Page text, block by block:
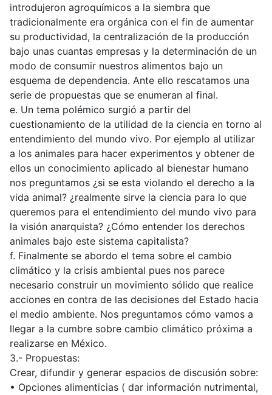
introdujeron agroquímicos a la siembra que
tradicionalmente era orgánica con el fin de aumentar
su productividad, la centralización de la producción
bajo unas cuantas empresas y la determinación de un
modo de consumir nuestros alimentos bajo un
esquema de dependencia. Ante ello rescatamos una
serie de propuestas que se enumeran al final.
e. Un tema polémico surgió a partir del
cuestionamiento de la utilidad de la ciencia en torno al
entendimiento del mundo vivo. Por ejemplo al utilizar
a los animales para hacer experimentos y obtener de
ellos un conocimiento aplicado al bienestar humano
nos preguntamos ¿si se esta violando el derecho a la
vida animal? ¿realmente sirve la ciencia para lo que
queremos para el entendimiento del mundo vivo para
la visión anarquista? ¿Cómo entender los derechos
animales bajo este sistema capitalista?
f. Finalmente se abordo el tema sobre el cambio
climático y la crisis ambiental pues nos parece
necesario construir un movimiento sólido que realice
acciones en contra de las decisiones del Estado hacia
el medio ambiente. Nos preguntamos cómo vamos a
llegar a la cumbre sobre cambio climático próxima a
realizarse en México.
3.- Propuestas:
Crear, difundir y generar espacios de discusión sobre:
• Opciones alimenticias ( dar información nutrimental,